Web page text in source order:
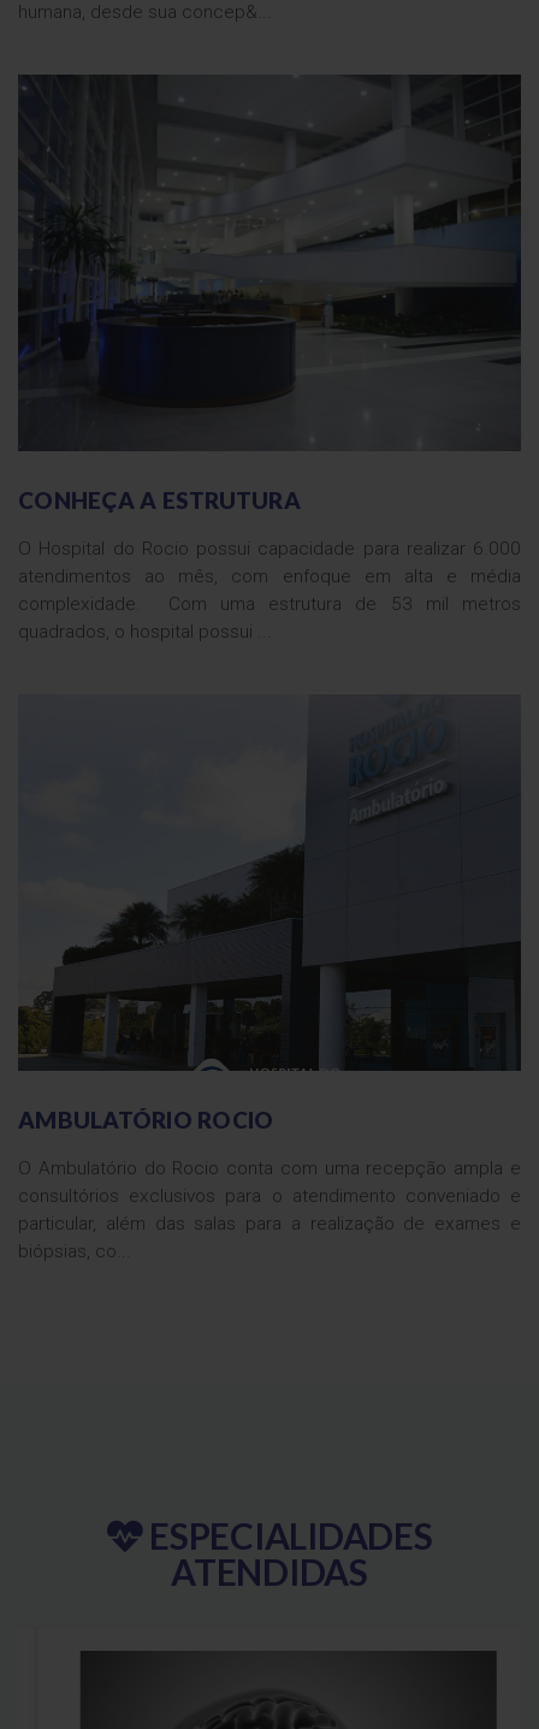
humana, desde sua concep&...
CONHEÇA A ESTRUTURA
O Hospital do Rocio possui capacidade para realizar 6.000
atendimentos ao mês, com enfoque em alta e média
complexidade. Com uma estrutura de 53 mil metros
quadrados, o hospital possui ...
AMBULATÓRIO ROCIO
O Ambulatório do Rocio conta com uma recepção ampla e
consultórios exclusivos para o atendimento conveniado e
particular, além das salas para a realização de exames e
biópsias, co...
ESPECIALIDADES
ATENDIDAS